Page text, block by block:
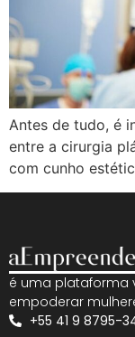
Antes de tudo, é
entre a cirurgia
com cunho
é uma plataforma
empoderar
+55 41 9 8795-